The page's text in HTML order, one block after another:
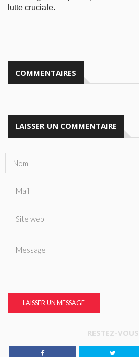
lutte cruciale.
COMMENTAIRES
LAISSER UN COMMENTAIRE
LAISSER UN MESSAGE
RESTEZ-VOUS